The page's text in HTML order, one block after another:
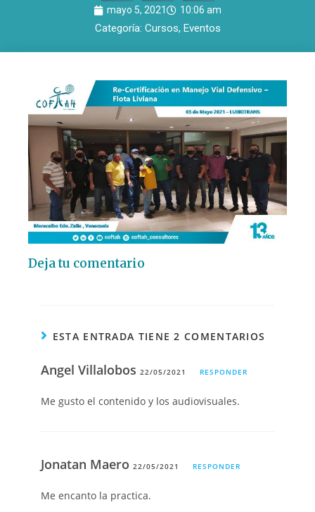
mayo 5, 2021 10:06 am
Categoría: Cursos, Eventos
Deja tu comentario
ESTA ENTRADA TIENE 2 COMENTARIOS
Angel Villalobos22/05/2021 RESPONDER
Me gusto el contenido y los audiovisuales.
Jonatan Maero22/05/2021 RESPONDER
Me encanto la practica.